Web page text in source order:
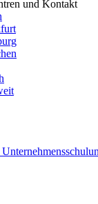
und Kontakt